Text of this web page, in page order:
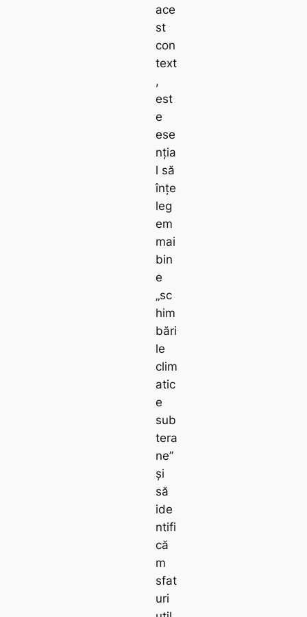
ace
st
con
text
,
est
e
ese
nția
l să
înțe
leg
em
mai
bin
e
„sc
him
bări
le
clim
atic
e
sub
tera
ne”
și
să
ide
ntifi
că
m
sfat
uri